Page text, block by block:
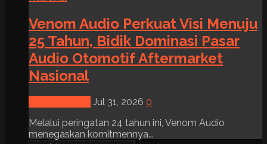
Venom Audio Perkuat Visi Menuju
25 Tahun, Bidik Dominasi Pasar
Audio Otomotif Aftermarket
Nasional
Jul 31, 2026 0
Melalui peringatan 24 tahun ini, Venom Audio
menegaskan komitmennya...